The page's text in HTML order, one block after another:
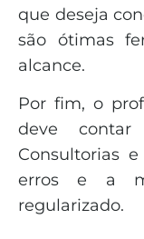
que deseja
são ótimas
alcance.
Por fim, o
deve contar
Consultorias
erros e a
regularizado.